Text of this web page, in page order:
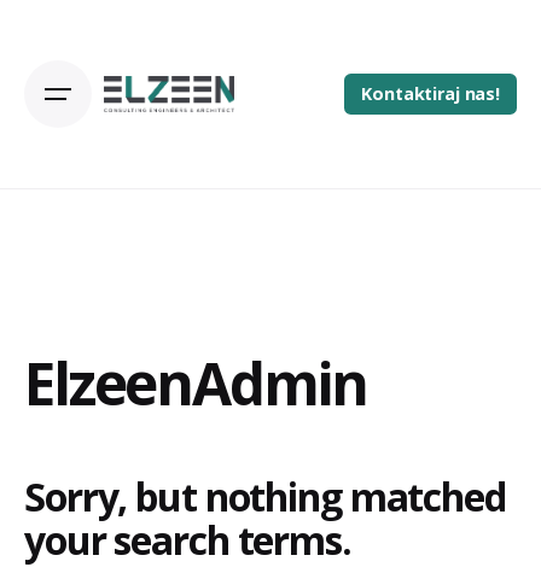
Kontaktiraj nas!
ElzeenAdmin
Sorry, but nothing matched
your search terms.